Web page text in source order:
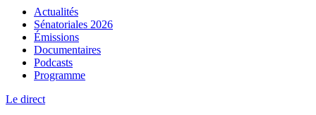
Actualités
Sénatoriales 2026
Émissions
Documentaires
Podcasts
Programme
Le direct